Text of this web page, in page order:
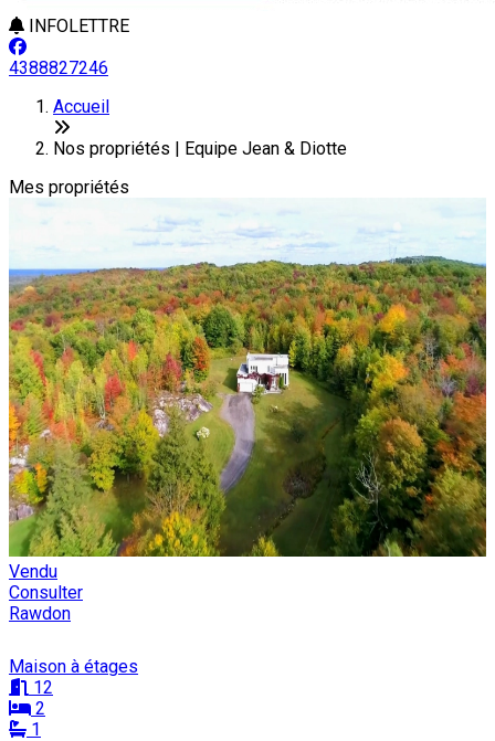
INFOLETTRE
4388827246
+
−
Accueil
Nos propriétés | Equipe Jean & Diotte
Mes propriétés
Vendu
Consulter
Rawdon
Maison à étages
12
2
1